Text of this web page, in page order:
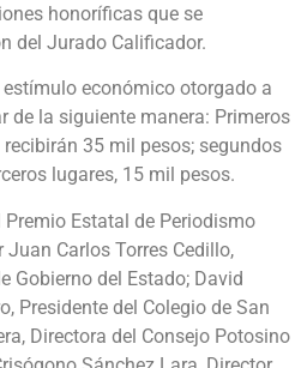
honoríficas que se
del Jurado Calificador.
económico otorgado a
de la siguiente manera: Primeros
35 mil pesos; segundos
lugares, 15 mil pesos.
Estatal de Periodismo
Carlos Torres Cedillo,
Gobierno del Estado; David
Presidente del Colegio de San
Directora del Consejo Potosino